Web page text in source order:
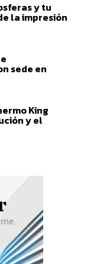
y tu
la impresión
sede en
King
y el